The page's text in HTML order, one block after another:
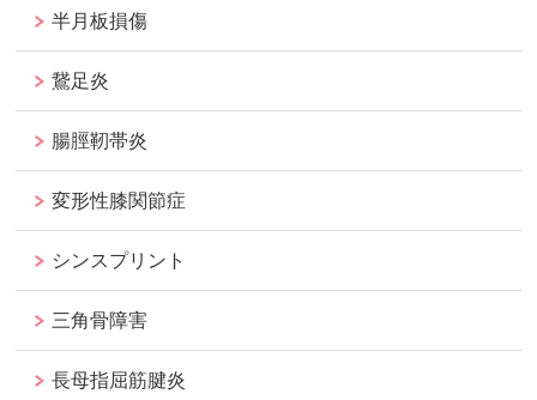
半月板損傷
鵞足炎
腸脛靭帯炎
変形性膝関節症
シンスプリント
三角骨障害
長母指屈筋腱炎